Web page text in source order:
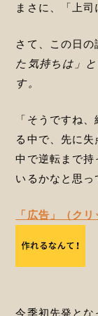
まさに、「上司
さて、この日
た気持ちは」
す。
「そうですね
る中で、先に
中で逆転まで持
いるかなと思っ
「広告」（ク
今季初先発と